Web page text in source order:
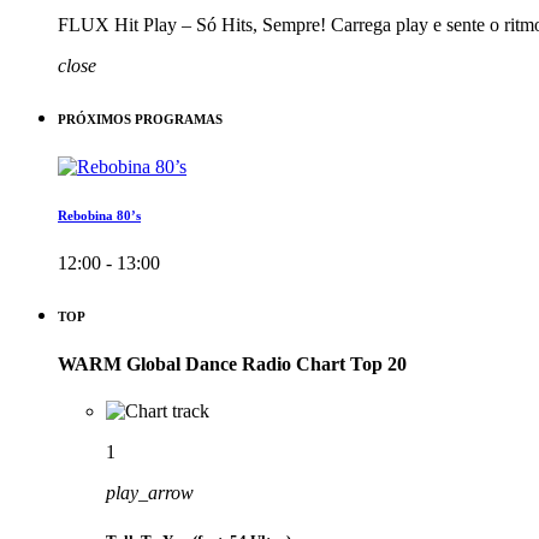
FLUX Hit Play – Só Hits, Sempre! Carrega play e sente o
close
PRÓXIMOS PROGRAMAS
Rebobina 80’s
12:00 - 13:00
TOP
WARM Global Dance Radio Chart Top 20
1
play_arrow